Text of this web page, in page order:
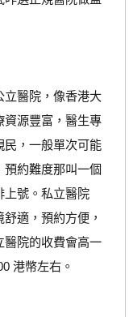
醫院，像香港大
資源豐富，醫生專
民，一般單次可能
約難度那叫一個
上號。私立醫院
適，預約方便，
醫院的收費會高一
港幣左右。